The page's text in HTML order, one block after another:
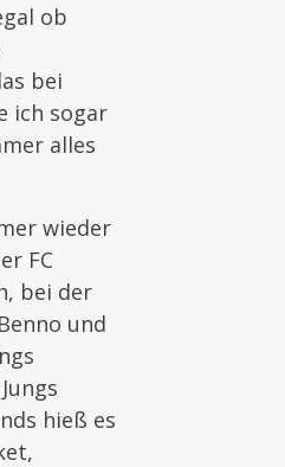
ob
bei
ich sogar
alles
wieder
FC
bei der
und
hieß es